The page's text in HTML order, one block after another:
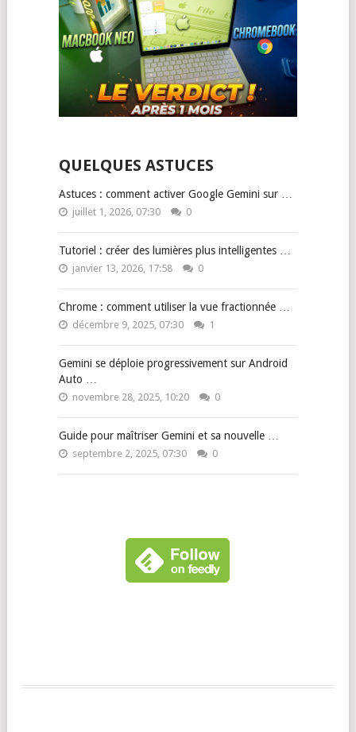
QUELQUES ASTUCES
Astuces : comment activer Google Gemini sur …
juillet 1, 2026, 07:30 0
Tutoriel : créer des lumières plus intelligentes …
janvier 13, 2026, 17:58 0
Chrome : comment utiliser la vue fractionnée …
décembre 9, 2025, 07:30 1
Gemini se déploie progressivement sur Android
Auto …
novembre 28, 2025, 10:20 0
Guide pour maîtriser Gemini et sa nouvelle …
septembre 2, 2025, 07:30 0